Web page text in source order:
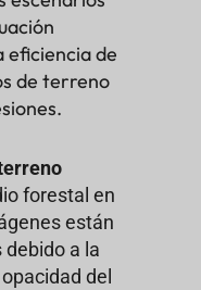
eficiencia de
de terreno
forestal en
están
a la
del